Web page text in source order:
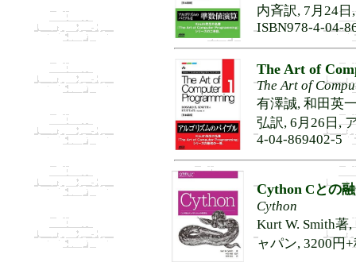
内斉訳, 7月24
ISBN978-4-04-
The Art of
The Art of
有澤誠, 和田英
弘訳, 6月26日,
4-04-869402-5
CythonCとの融
Cython
Kurt W. Smith著
ャパン, 3200円